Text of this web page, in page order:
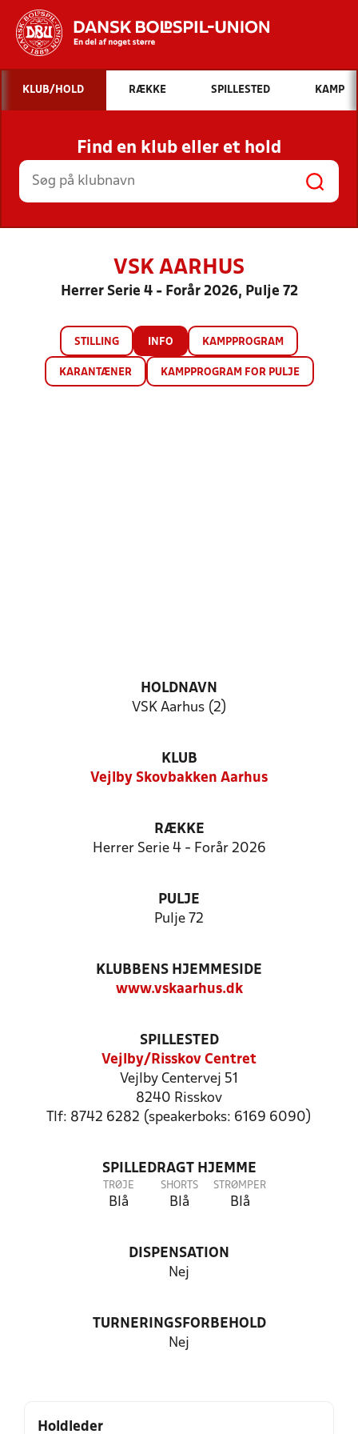
Hvad vil du søge efter?
INDHOLD OG NYHEDER
STILLINGER, RESULTATER, KLUBBER OG
HOLD
KLUB/HOLD RÆKKE SPILLESTED KAMP
Find en klub eller et hold
VSK AARHUS
Herrer Serie 4 - Forår 2026, Pulje 72
STILLING INFO KAMPPROGRAM
KARANTÆNER KAMPPROGRAM FOR PULJE
HOLDNAVN
VSK Aarhus (2)
KLUB
Vejlby Skovbakken Aarhus
RÆKKE
Herrer Serie 4 - Forår 2026
PULJE
Pulje 72
KLUBBENS HJEMMESIDE
www.vskaarhus.dk
SPILLESTED
Vejlby/Risskov Centret
Vejlby Centervej 51
8240 Risskov
Tlf: 8742 6282 (speakerboks: 6169 6090)
SPILLEDRAGT HJEMME
TRØJE
Blå
SHORTS
Blå
STRØMPER
Blå
DISPENSATION
Nej
TURNERINGSFORBEHOLD
Nej
Holdleder